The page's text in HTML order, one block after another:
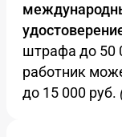
штрафа до 50
работник
до 15 000 руб.